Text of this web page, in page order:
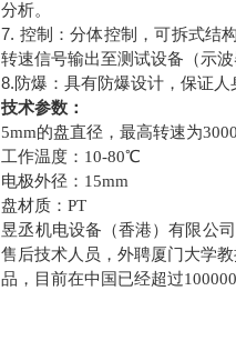
分析。
7. 控制：分体控制，可拆式结
转速信号输出至测试设备（示
8.防爆：具有防爆设计，保证人
技术参数：
5mm的盘直径，最高转速为
工作温度： 10-80℃
电极外径： 15mm
盘材质：PT
昱丞机电设备（香港）有限公
售后技术人员，外聘厦门大学
品，目前在中国已经超过